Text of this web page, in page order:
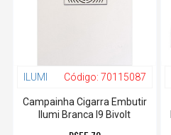
ILUMI Código: 70115087
Campainha Cigarra Embutir
Ilumi Branca I9 Bivolt